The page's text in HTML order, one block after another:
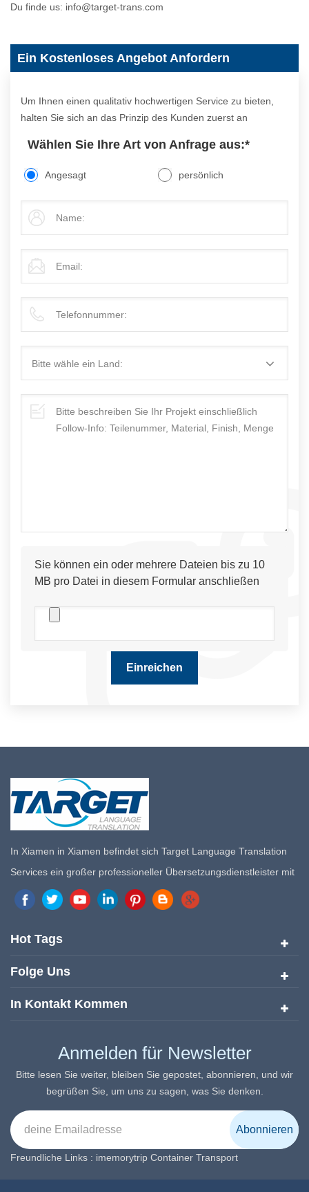
Du finde us: info@target-trans.com
Ein Kostenloses Angebot Anfordern
Um Ihnen einen qualitativ hochwertigen Service zu bieten,
halten Sie sich an das Prinzip des Kunden zuerst an
Wählen Sie Ihre Art von Anfrage aus:*
Angesagt persönlich
Sie können ein oder mehrere Dateien bis zu 10
MB pro Datei in diesem Formular anschließen
In Xiamen in Xiamen befindet sich Target Language Translation
Services ein großer professioneller Übersetzungsdienstleister mit
Nation-Wide Marketing-Netzwerk in China. Ziel-
Übersetzungsdienste stiegen schnell an den Vordergrund der
Übersetzungs- und Lokalisierungsdienste Seit seine Inzeption in
Hot Tags
Folge Uns
In Kontakt Kommen
Anmelden für Newsletter
Bitte lesen Sie weiter, bleiben Sie gepostet, abonnieren, und wir
begrüßen Sie, um uns zu sagen, was Sie denken.
Freundliche Links : imemorytrip Container Transport